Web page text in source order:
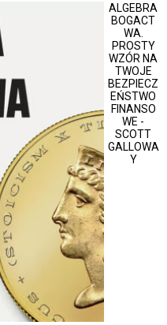
ALGEBRA
BOGACT
WA.
PROSTY
WZÓR NA
TWOJE
BEZPIECZ
EŃSTWO
FINANSO
WE -
SCOTT
GALLOWA
Y